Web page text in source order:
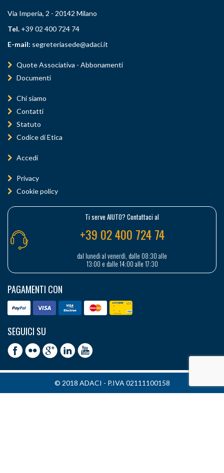
Via Imperia, 2 - 20142 Milano
Tel. +39 02 400 724 74
E-mail: segreteriasede@adaci.it
Quote Associativa - Abbonamenti
Documenti
Chi siamo
Contatti
Statuto
Codice di Etica
Accedi
Privacy
Cookie policy
Ti serve AIUTO? Contattaci al
+39 02 400 724 74
dal lunedì al venerdì, dalle 08:30 alle
13:00 e dalle 14:00 alle 17:30
PAGAMENTI CON
SEGUICI SU
© 2018 ADACI - P.IVA 02111100158